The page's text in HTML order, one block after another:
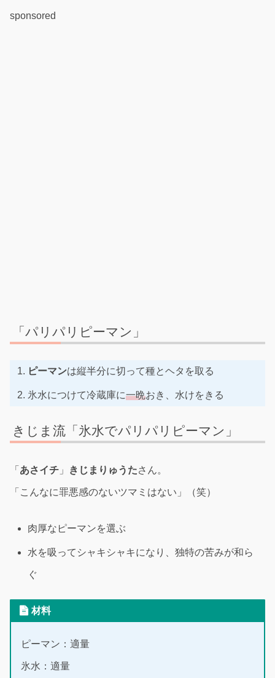
sponsored
「パリパリピーマン」
ピーマンは縦半分に切って種とヘタを取る
氷水につけて冷蔵庫に一晩おき、水けをきる
きじま流「氷水でパリパリピーマン」
「 あさイチ 」 きじまりゅうたさん。
「こんなに罪悪感のないツマミはない」（笑）
肉厚なピーマンを選ぶ
水を吸ってシャキシャキになり、独特の苦みが和ら
ぐ
材料
ピーマン：適量
氷水：適量